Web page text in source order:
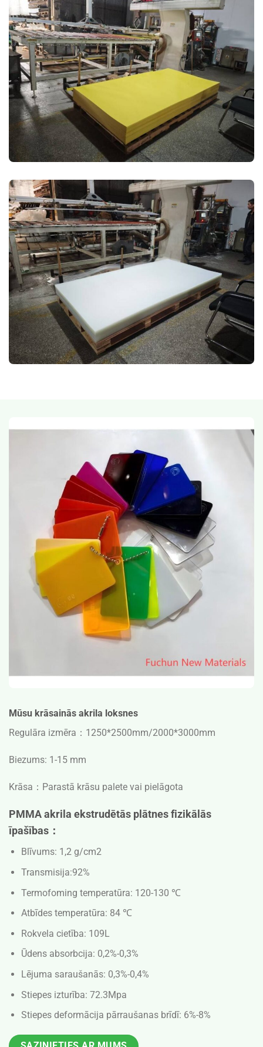
Mūsu krāsainās akrila loksnes
Regulāra izmēra： 1250*2500mm/2000*3000mm
Biezums: 1-15 mm
Krāsa： Parastā krāsu palete vai pielāgota
PMMA akrila ekstrudētās plātnes fizikālās
īpašības：
Blīvums: 1,2 g/cm2
Transmisija:92%
Termofoming temperatūra: 120-130 ℃
Atbīdes temperatūra: 84 ℃
Rokvela cietība: 109L
Ūdens absorbcija: 0,2%-0,3%
Lējuma saraušanās: 0,3%-0,4%
Stiepes izturība: 72.3Mpa
Stiepes deformācija pārraušanas brīdī: 6%-8%